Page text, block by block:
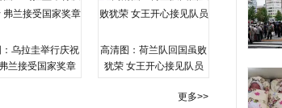
乌拉圭举行庆祝
兰接受国家奖章
高清图：荷兰队回国虽败
犹荣 女王开心接见队员
更多>>